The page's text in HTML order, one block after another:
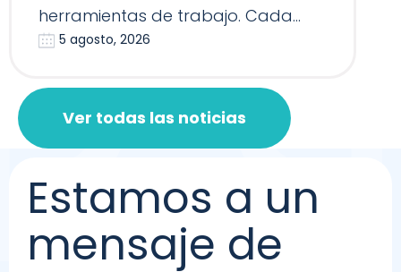
herramientas de trabajo. Cada
Reformer, Silla…
5 agosto, 2026
Ver todas las noticias
Estamos a un
mensaje de